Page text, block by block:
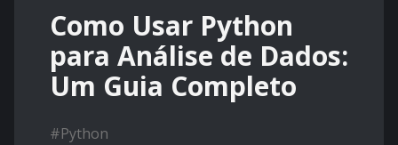
Como Usar Python
para Análise de Dados:
Um Guia Completo
#Python